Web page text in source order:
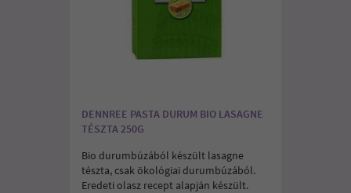
DENNREE PASTA DURUM BIO LASAGNE
TÉSZTA 250G
Bio durumbúzából készült lasagne
tészta, csak ökológiai durumbúzából.
Eredeti olasz recept alapján készült.